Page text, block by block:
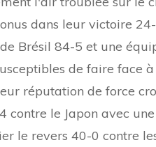
dans leur victoire
Brésil 84-5 et une
de faire face
réputation de force
contre le Japon avec
le revers 40-0 contre